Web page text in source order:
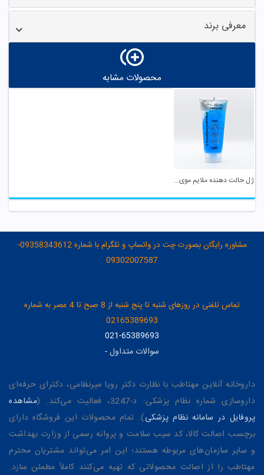
معرفی برند
محصولات مشابه
ژل حالت دهنده ملایم موی سر عطر آگین
مشاوره رایگان بصورت چت در واتساپ و تلگرام با شماره 09358343612-
09302007587
تماس تلفنی در روزهای شنبه تا پنج شنبه از 8 صبح تا 4 عصر به شماره
02165389693
021-65389693
سوالات متداول-
داروخانه آنلاین مهتاطب با نظارت دکتر رویا میرنظامی، دکترای حرفه‌ای
داروسازی شماره نظام پزشکی: د-3247، فعالیت می‌کند. (
مشاهده
پروفایل در سامانه نظام پزشکی). تمام محصولات این فروشگاه دارای
برچسب اصالت کالا، کد سیب سلامت و پروانه رسمی از وزارت بهداشت
و سایر سازمان‌های مربوطه هستند؛ این امر می‌تواند مشتریان محترم
مهتاطب را از اصالت محصولاتی که تهیه می‌کنند کاملاً مطمئن سازد.